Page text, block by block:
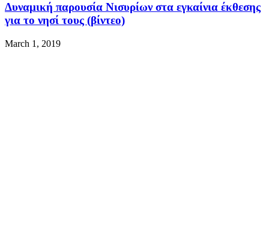
Δυναμική παρουσία Νισυρίων στα εγκαίνια έκθεσης
για το νησί τους (βίντεο)
March 1, 2019